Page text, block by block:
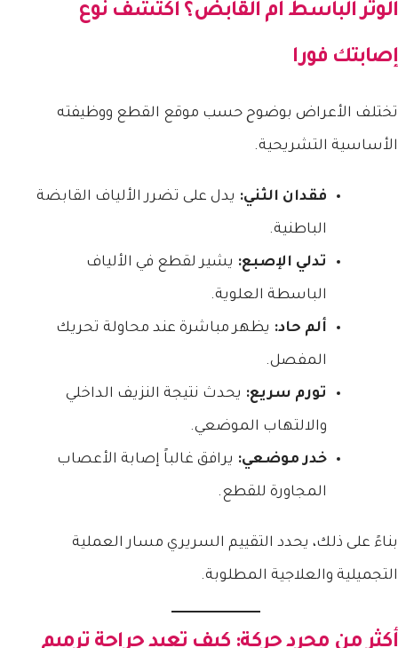
الوتر الباسط أم القابض؟ اكتشف نوع
إصابتك فورا
تختلف الأعراض بوضوح حسب موقع القطع ووظيفته
الأساسية التشريحية.
فقدان الثني: يدل على تضرر الألياف القابضة
الباطنية.
تدلي الإصبع: يشير لقطع في الألياف
الباسطة العلوية.
ألم حاد: يظهر مباشرة عند محاولة تحريك
المفصل.
تورم سريع: يحدث نتيجة النزيف الداخلي
والالتهاب الموضعي.
خدر موضعي: يرافق غالباً إصابة الأعصاب
المجاورة للقطع.
بناءً على ذلك، يحدد التقييم السريري مسار العملية
التجميلية والعلاجية المطلوبة.
أكثر من مجرد حركة: كيف تعيد جراحة ترميم